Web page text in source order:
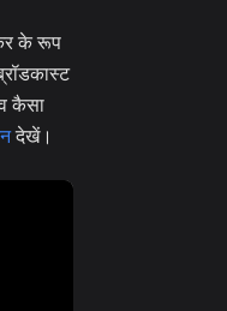
के रूप
कैसा
देखें।